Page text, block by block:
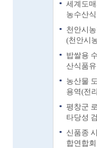
세계도
농수산
천안시
(천안시
밥쌀용
산식품
농산물
용역(전
평창군
타당성
신품종
합연합